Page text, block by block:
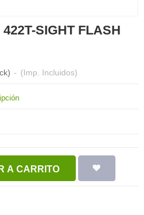
SIGHT FLASH
- (Imp. Incluidos)
A CARRITO